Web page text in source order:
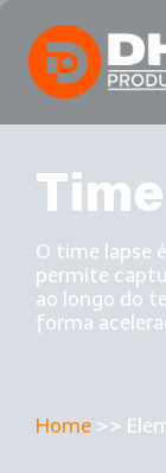
O time lapse
permite
ao longo do
forma
Home >>